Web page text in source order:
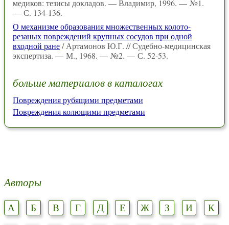
медиков: тезисы докладов. — Владимир, 1996. — №1.
— С. 134-136.
О механизме образования множественных колото-
резаных повреждений крупных сосудов при одной
входной ране/ Артамонов Ю.Г. // Судебно-медицинская
экспертиза. — М., 1968. — №2. — С. 52-53.
больше материалов в каталогах
Повреждения рубящими предметами
Повреждения колющими предметами
Авторы
А Б В Г Д Е Ж З И
К